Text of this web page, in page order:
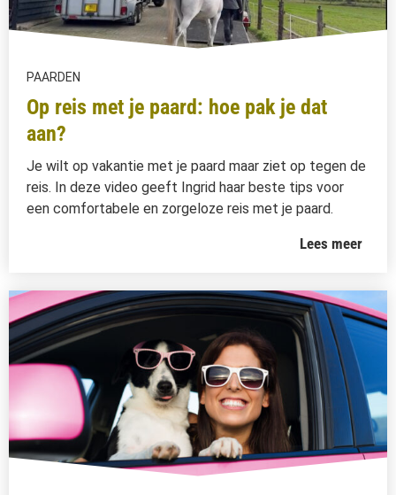
PAARDEN
Op reis met je paard: hoe pak je dat
aan?
Je wilt op vakantie met je paard maar ziet op tegen de
reis. In deze video geeft Ingrid haar beste tips voor
een comfortabele en zorgeloze reis met je paard.
Lees meer